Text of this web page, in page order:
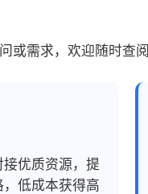
需求，欢迎随时查
优质资源，提
低成本获得高